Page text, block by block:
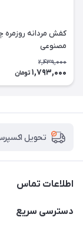
کفش مردانه روزمره
مصنوعی
2,439,000
1,793,000 تومان
تحویل
اطلاعات تماس
05191001370
دسترسی سریع